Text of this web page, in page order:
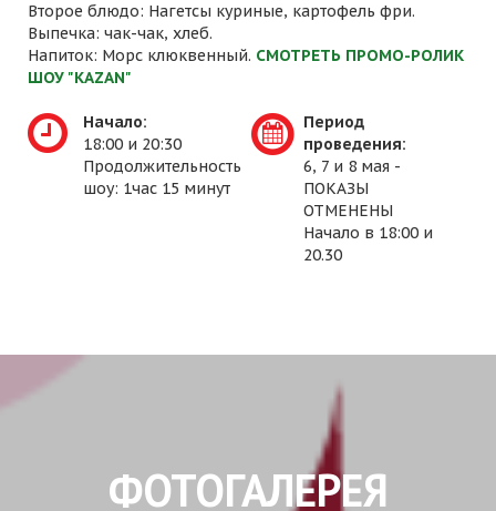
Второе блюдо: Нагетсы куриные, картофель фри.
Выпечка: чак-чак, хлеб.
Напиток: Морс клюквенный. СМОТРЕТЬ ПРОМО-РОЛИК
ШОУ "KAZAN"
Начало:
18:00 и 20:30
Продолжительность
шоу: 1час 15 минут
Период
проведения:
6, 7 и 8 мая -
ПОКАЗЫ
ОТМЕНЕНЫ
Начало в 18:00 и
20.30
ФОТОГАЛЕРЕЯ